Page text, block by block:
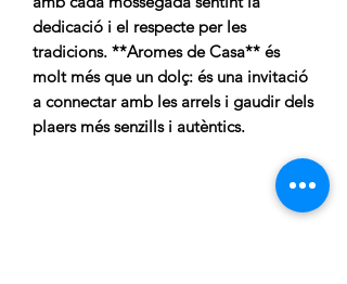
dedicació i el respecte per les
tradicions. **Aromes de Casa** és
molt més que un dolç: és una invitació
a connectar amb les arrels i gaudir dels
plaers més senzills i autèntics.